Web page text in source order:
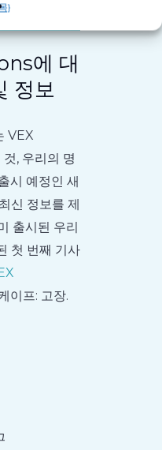
}
에 대
정보
VEX
, 우리의 명
시 예정인 새
신 정보를 제
출시된 우리
첫 번째 기사
이프: 고장.